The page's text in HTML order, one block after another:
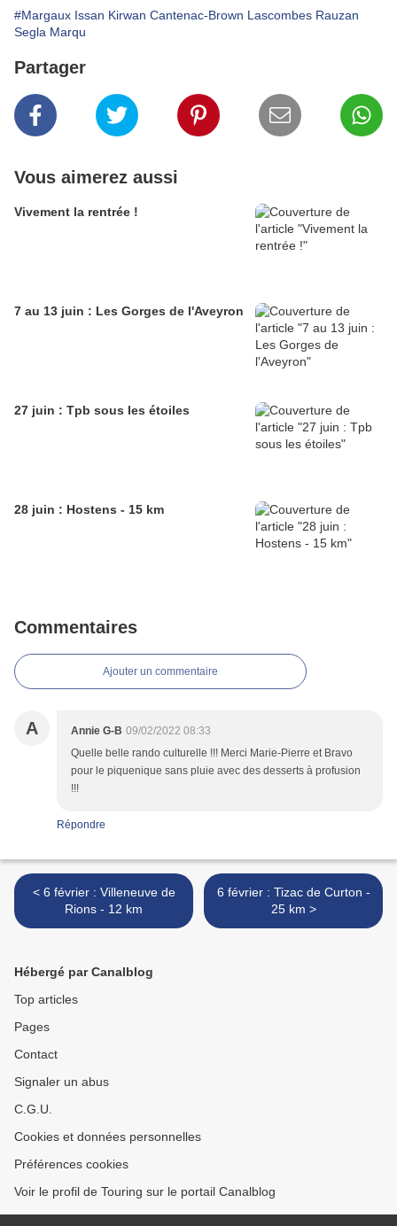
#Margaux Issan Kirwan Cantenac-Brown Lascombes Rauzan
Segla Marqu
Partager
Vous aimerez aussi
Vivement la rentrée !
7 au 13 juin : Les Gorges de l'Aveyron
27 juin : Tpb sous les étoiles
28 juin : Hostens - 15 km
Commentaires
Ajouter un commentaire
A Annie G-B 09/02/2022 08:33
Quelle belle rando culturelle !!! Merci Marie-Pierre et Bravo
pour le piquenique sans pluie avec des desserts à profusion
!!!
Répondre
< 6 février : Villeneuve de
Rions - 12 km
6 février : Tizac de Curton -
25 km >
Hébergé par Canalblog
Top articles
Pages
Contact
Signaler un abus
C.G.U.
Cookies et données personnelles
Préférences cookies
Voir le profil de Touring sur le portail Canalblog